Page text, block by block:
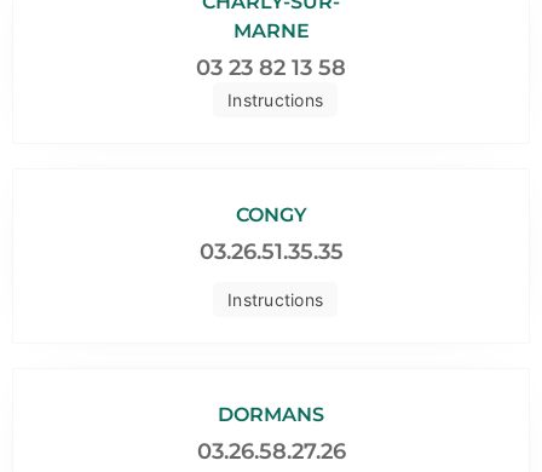
Instructions
MARNE
03 23 82 13 58
Instructions
CONGY
03.26.51.35.35
DORMANS
03.26.58.27.26